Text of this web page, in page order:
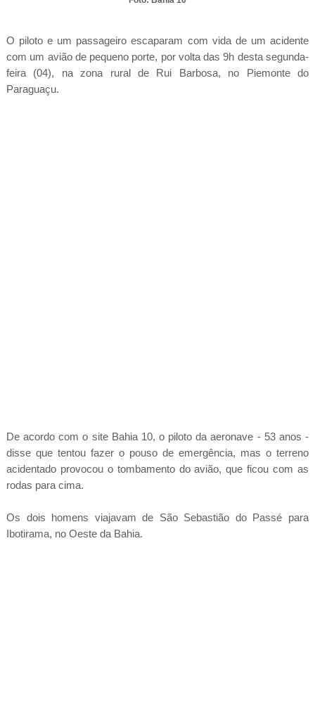
O piloto e um passageiro escaparam com vida de um acidente
com um avião de pequeno porte, por volta das 9h desta segunda-
feira (04), na zona rural de Rui Barbosa, no Piemonte do
Paraguaçu.
De acordo com o site Bahia 10, o piloto da aeronave - 53 anos -
disse que tentou fazer o pouso de emergência, mas o terreno
acidentado provocou o tombamento do avião, que ficou com as
rodas para cima.
Os dois homens viajavam de São Sebastião do Passé para
Ibotirama, no Oeste da Bahia.